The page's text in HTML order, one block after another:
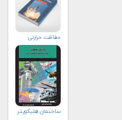
حفاظت حرارتی
ساختمان هلیکوپتر